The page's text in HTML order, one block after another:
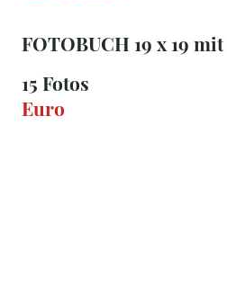
FOTOBUCH 19 x 19 mit
15
Euro